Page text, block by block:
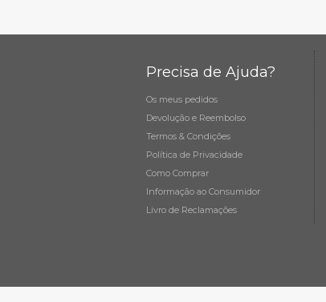
Precisa de Ajuda?
Os meus pedidos
Devolução e Reembolso
Termos & Condições
Política de Privacidade
Como Comprar
Informação ao Consumidor
Livro de Reclamações